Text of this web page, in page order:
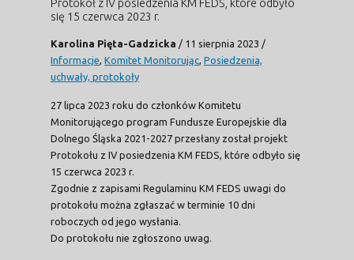
Protokół z IV posiedzenia KM FEDS, które odbyło
się 15 czerwca 2023 r.
Karolina Pięta-Gadzicka / 11 sierpnia 2023 /
Informacje Komitet Monitorując Posiedzenia,
uchwały, protokoły
27 lipca 2023 roku do członków Komitetu
Monitorującego program Fundusze Europejskie dla
Dolnego Śląska 2021-2027 przesłany został projekt
Protokołu z IV posiedzenia KM FEDS, które odbyło się
15 czerwca 2023 r.
Zgodnie z zapisami Regulaminu KM FEDS uwagi do
protokołu można zgłaszać w terminie 10 dni
roboczych od jego wysłania.
Do protokołu nie zgłoszono uwag.